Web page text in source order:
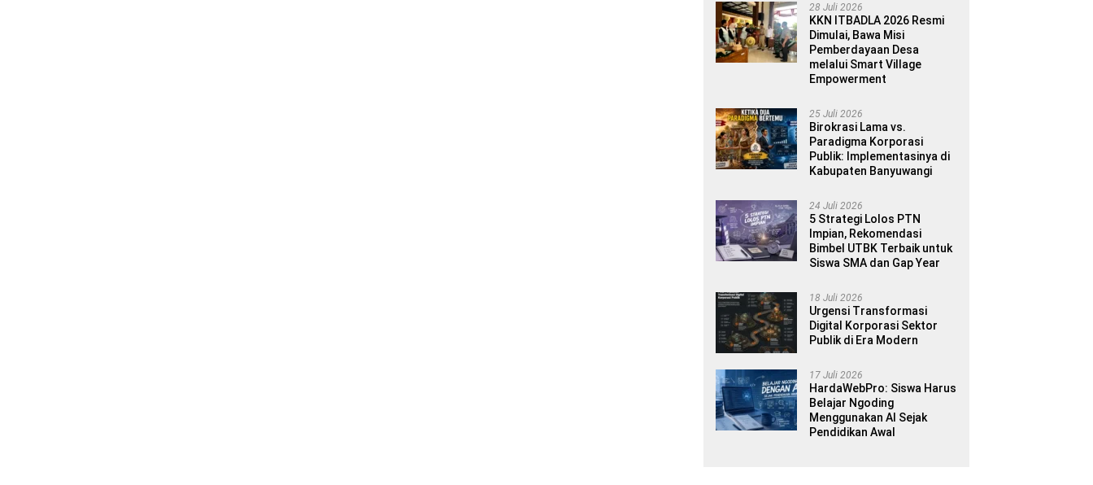
28 Juli 2026
KKN ITBADLA 2026 Resmi
Dimulai, Bawa Misi
Pemberdayaan Desa
melalui Smart Village
Empowerment
25 Juli 2026
Birokrasi Lama vs.
Paradigma Korporasi
Publik: Implementasinya di
Kabupaten Banyuwangi
24 Juli 2026
5 Strategi Lolos PTN
Impian, Rekomendasi
Bimbel UTBK Terbaik untuk
Siswa SMA dan Gap Year
18 Juli 2026
Urgensi Transformasi
Digital Korporasi Sektor
Publik di Era Modern
17 Juli 2026
HardaWebPro: Siswa Harus
Belajar Ngoding
Menggunakan AI Sejak
Pendidikan Awal